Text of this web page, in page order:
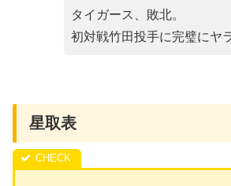
タイガース、敗北。
初対戦竹田投手に完璧にヤ
星取表